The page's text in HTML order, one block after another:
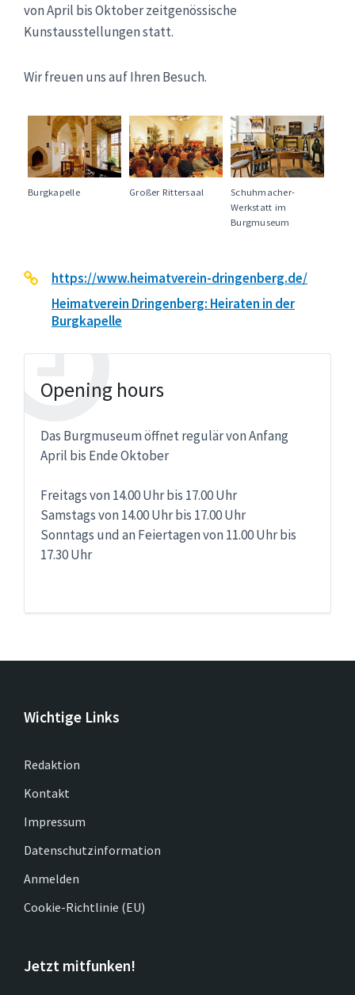
von April bis Oktober zeitgenössische
Kunstausstellungen statt.
Wir freuen uns auf Ihren Besuch.
Burgkapelle Großer Rittersaal
Schuhmacher-
Werkstatt im
Burgmuseum
https://www.heimatverein-dringenberg.de/
Heimatverein Dringenberg: Heiraten in der
Burgkapelle
Opening hours
Das Burgmuseum öffnet regulär von Anfang
April bis Ende Oktober
Freitags von 14.00 Uhr bis 17.00 Uhr
Samstags von 14.00 Uhr bis 17.00 Uhr
Sonntags und an Feiertagen von 11.00 Uhr bis
17.30 Uhr
Wichtige Links
Redaktion
Kontakt
Impressum
Datenschutzinformation
Anmelden
Cookie-Richtlinie (EU)
Jetzt mitfunken!